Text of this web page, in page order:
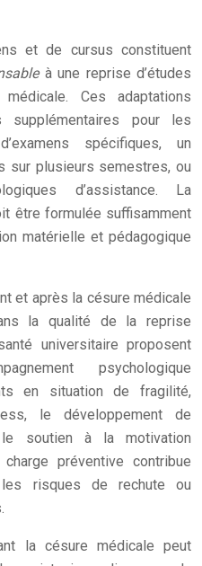
et de cursus constituent
à une reprise d’études
Ces adaptations
pour les
spécifiques, un
sur plusieurs semestres, ou
d’assistance. La
être formulée suffisamment
matérielle et pédagogique
et après la césure médicale
la qualité de la reprise
universitaire proposent
psychologique
en situation de fragilité,
le développement de
le soutien à la motivation
préventive contribue
risques de rechute ou
la césure médicale peut